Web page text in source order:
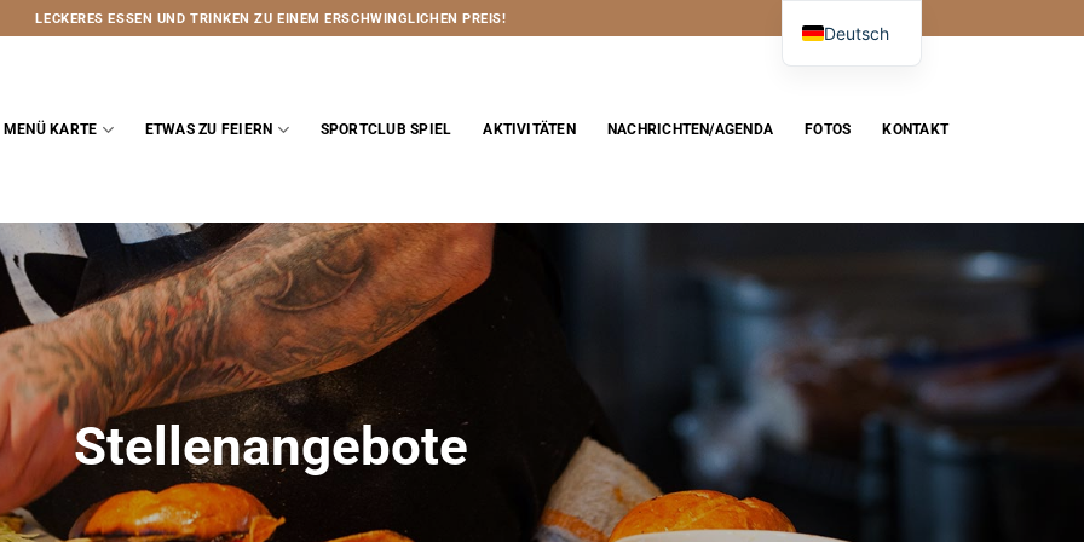
LECKERES ESSEN UND TRINKEN ZU EINEM ERSCHWINGLICHEN PREIS!
MENÜ KARTE ETWAS ZU FEIERN SPORTCLUB SPIEL AKTIVITÄTEN NACHRICHTEN/AGENDA FOTOS KONTAKT
Stellenangebote
Deutsch